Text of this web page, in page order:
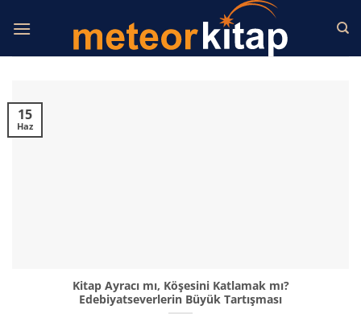
atla
Kitap Ayracı mı, Köşesini Katlamak mı?
Edebiyatseverlerin Büyük Tartışması
15
Haz